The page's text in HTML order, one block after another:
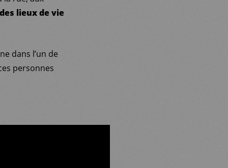
des lieux de vie
dans l’un de
personnes